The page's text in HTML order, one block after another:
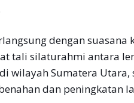
dengan
tali silaturahmi antara
wilayah Sumatera
dan peningkatan